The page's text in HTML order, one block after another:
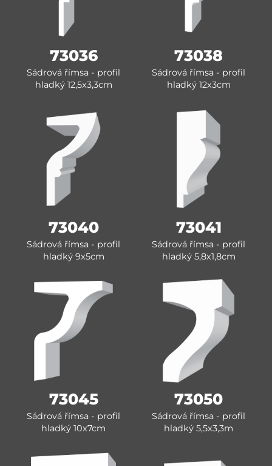
73036
Sádrová římsa - profil
hladký 12,5x3,3cm
73038
Sádrová římsa - profil
hladký 12x3cm
73040
Sádrová římsa - profil
hladký 9x5cm
73041
Sádrová římsa - profil
hladký 5,8x1,8cm
73045
Sádrová římsa - profil
hladký 10x7cm
73050
Sádrová římsa - profil
hladký 5,5x3,3m